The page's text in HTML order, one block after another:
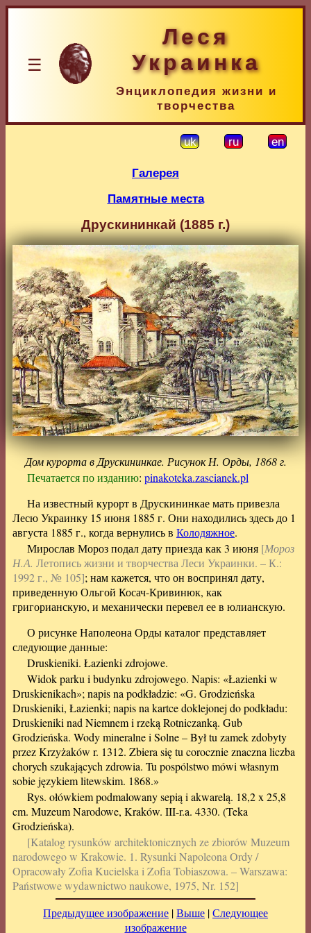
☰
Леся
Украинка
Энциклопедия жизни и
творчества
uk ru en
Галерея
Памятные места
Друскининкай (1885 г.)
Дом курорта в Друскининкае. Рисунок Н. Орды, 1868 г.
Печатается по изданию: pinakoteka.zascianek.pl
На известный курорт в Друскининкае мать привезла
Лесю Украинку 15 июня 1885 г. Они находились здесь до 1
августа 1885 г., когда вернулись в Колодяжное.
Мирослав Мороз подал дату приезда как 3 июня [Мороз
Н.А. Летопись жизни и творчества Леси Украинки. – К.:
1992 г., № 105]; нам кажется, что он воспринял дату,
приведенную Ольгой Косач-Кривинюк, как
григорианскую, и механически перевел ее в юлианскую.
О рисунке Наполеона Орды каталог представляет
следующие данные:
Druskieniki. Łazienki zdrojowe.
Widok parku i budynku zdrojowego. Napis: «Łazienki w
Druskienikach»; napis na podkładzie: «G. Grodzieńska
Druskieniki, Łazienki; napis na kartce doklejonej do podkładu:
Druskieniki nad Niemnem i rzeką Rotniczanką. Gub
Grodzieńska. Wody mineralne i Solne – Był tu zamek zdobyty
przez Krzyżaków r. 1312. Zbiera się tu corocznie znaczna liczba
chorych szukających zdrowia. Tu pospólstwo mówi własnym
sobie językiem litewskim. 1868.»
Rys. ołówkiem podmalowany sepią i akwarelą. 18,2 x 25,8
cm. Muzeum Narodowe, Kraków. III-r.a. 4330. (Teka
Grodzieńska).
[Katalog rysunków architektonicznych ze zbiorów Muzeum
narodowego w Krakowie. 1. Rysunki Napoleona Ordy /
Opracowały Zofia Kucielska i Zofia Tobiaszowa. – Warszawa:
Państwowe wydawnictwo naukowe, 1975, Nr. 152]
Предыдущее изображение |Выше |Следующее
изображение